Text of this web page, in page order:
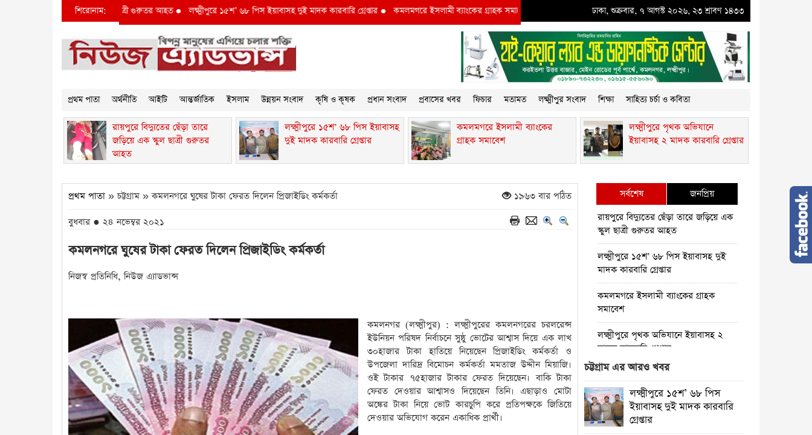
শিরোনাম:
ছেঁড়া তারে জড়িয়ে এক স্কুল ছাত্রী গুরুতর আহত●লক্ষ্মীপুরে ১৫শ’ ৬৮ পিস ইয়াবাসহ দুই মাদক কারবারি গ্রেপ্তার●কমলমগরে ইসলামী ব্যাংকের গ্রাহক সমাবেশ ‎● লক্ষ্মীপুরে পৃথক অভিযানে ইয়াবাসহ ২ মাদক কারবারি গ্রেপ্তার●কমলনগরে গাছ কেটে
ঢাকা, শুক্রবার, ৭ আগস্ট ২০২৬, ২৩ শ্রাবণ ১৪৩৩
প্রথম পাতা অর্থনীতি আইটি আন্তর্জাতিক ইসলাম উন্নয়ন সংবাদ কৃষি ও কৃষক প্রধান সংবাদ প্রবাসের খবর ফিচার মতামত লক্ষ্মীপুর সংবাদ শিক্ষা সাহিত্য চর্চা ও কবিতা
রায়পুরে বিদ্যুতের ছেঁড়া তারে
জড়িয়ে এক স্কুল ছাত্রী গুরুতর
আহত
লক্ষ্মীপুরে ১৫শ’ ৬৮ পিস ইয়াবাসহ
দুই মাদক কারবারি গ্রেপ্তার
কমলমগরে ইসলামী ব্যাংকের
গ্রাহক সমাবেশ ‎
লক্ষ্মীপুরে পৃথক অভিযানে
ইয়াবাসহ ২ মাদক কারবারি গ্রেপ্তার
প্রথম পাতা » চট্টগ্রাম » কমলনগরে ঘুষের টাকা ফেরত দিলেন প্রিজাইডিং কর্মকর্তা ১৯৬৩ বার পঠিত
বুধবার ● ২৪ নভেম্বর ২০২১
কমলনগরে ঘুষের টাকা ফেরত দিলেন প্রিজাইডিং কর্মকর্তা
নিজস্ব প্রতিনিধি, নিউজ এ্যাডভান্স
কমলনগর (লক্ষ্মীপুর) : লক্ষ্মীপুরের কমলনগরের চরলরেন্স
ইউনিয়ন পরিষদ নির্বাচনে সুষ্ঠু ভোটের আশ্বাস দিয়ে এক লাখ
৩০হাজার টাকা হাতিয়ে নিয়েছেন প্রিজাইডিং কর্মকর্তা ও
উপজেলা দারিদ্র বিমোচন কর্মকর্তা মমতাজ উদ্দীন মিয়াজি।
ওই টাকার ৭৫হাজার টাকার ফেরত দিয়েছেন। বাকি টাকা
ফেরত দেওয়ার আশ্বাসও দিয়েছেন তিনি। এছাড়াও মোটা
অঙ্কের টাকা নিয়ে ভোট কারচুপি করে প্রতিপক্ষকে জিতিয়ে
দেওয়ার অভিযোগ করেন একাধিক প্রার্থী।
সর্বশেষ
জনপ্রিয়
রায়পুরে বিদ্যুতের ছেঁড়া তারে জড়িয়ে এক
স্কুল ছাত্রী গুরুতর আহত
লক্ষ্মীপুরে ১৫শ’ ৬৮ পিস ইয়াবাসহ দুই
মাদক কারবারি গ্রেপ্তার
কমলমগরে ইসলামী ব্যাংকের গ্রাহক
সমাবেশ ‎
লক্ষ্মীপুরে পৃথক অভিযানে ইয়াবাসহ ২
মাদক কারবারি গ্রেপ্তার
কমলনগরে গাছ কেটে প্রবাসীর বসতবাড়ি
‎দখলের চেষ্টা, থানায় অভিযোগ
রায়পুরে জেলের বাড়ি থেকে দেশীয় অস্ত্র
উদ্ধার, তদন্তে পুলিশ
চট্টগ্রাম এর আরও খবর
লক্ষ্মীপুরে ১৫শ’ ৬৮ পিস
ইয়াবাসহ দুই মাদক কারবারি
গ্রেপ্তার